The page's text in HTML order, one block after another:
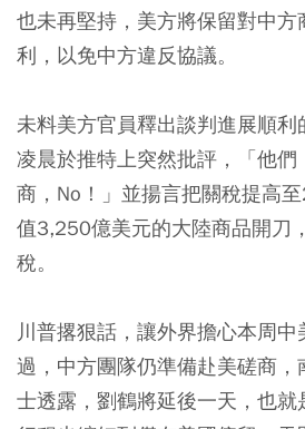
也未再堅持，美方將保留對中方
利，以免中方違反協議。
未料美方官員釋出談判進展順利
凌晨於推特上突然批評，「他們
商，No！」並揚言把關稅提高
值3,250億美元的大陸商品開刀
稅。
川普撂狠話，讓外界擔心本周
過，中方團隊仍準備赴美磋商，
士透露，劉鶴將延後一天，也就